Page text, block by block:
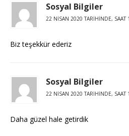
Sosyal Bilgiler
22 NISAN 2020 TARIHINDE, SAAT
Biz teşekkür ederiz
Sosyal Bilgiler
22 NISAN 2020 TARIHINDE, SAAT
Daha güzel hale getirdik